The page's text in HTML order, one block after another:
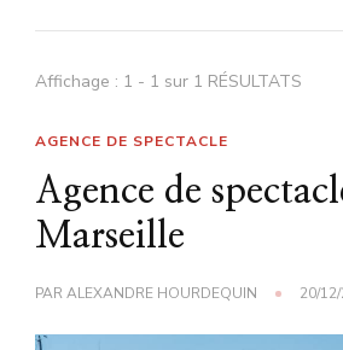
Affichage : 1 - 1 sur 1 RÉSULTATS
AGENCE DE SPECTACLE
Agence de
Marseille
PARALEXANDRE HOURDEQUIN 20/